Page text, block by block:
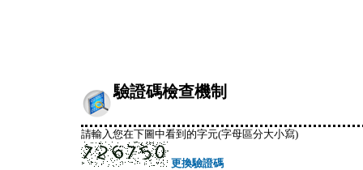
驗證碼檢查機制
請輸入您在下圖中看到的字元(字母區分大小寫)
更換驗證碼